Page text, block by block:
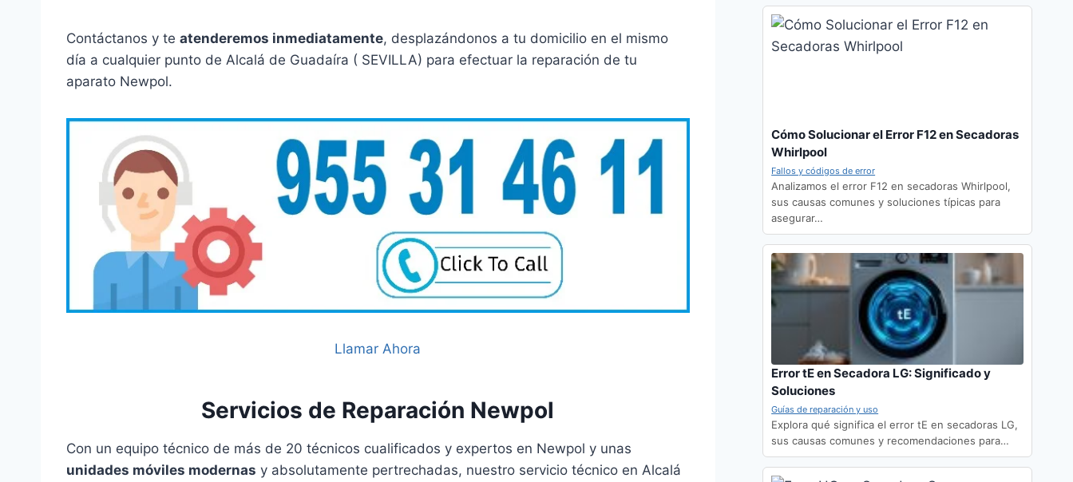
Contáctanos y te atenderemos inmediatamente, desplazándonos a tu domicilio en el mismo
día a cualquier punto de Alcalá de Guadaíra ( SEVILLA) para efectuar la reparación de tu
aparato Newpol.
Llamar Ahora
Servicios de Reparación Newpol
Con un equipo técnico de más de 20 técnicos cualificados y expertos en Newpol y unas
unidades móviles modernas y absolutamente pertrechadas, nuestro servicio técnico en Alcalá
Cómo Solucionar el Error F12 en Secadoras
Whirlpool
Fallos y códigos de error
Analizamos el error F12 en secadoras Whirlpool,
sus causas comunes y soluciones típicas para
asegurar…
Error tE en Secadora LG: Significado y
Soluciones
Guías de reparación y uso
Explora qué significa el error tE en secadoras LG,
sus causas comunes y recomendaciones para…